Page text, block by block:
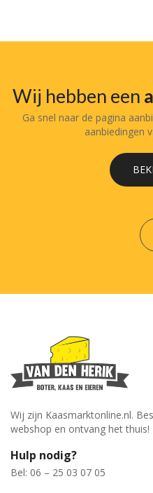
Wij hebben een
Ga snel naar de pagina
aanbiedingen
Wij zijn Kaasmarktonline.nl.
webshop en ontvang het thuis!
Hulp nodig?
Bel: 06 – 25 03 07 05